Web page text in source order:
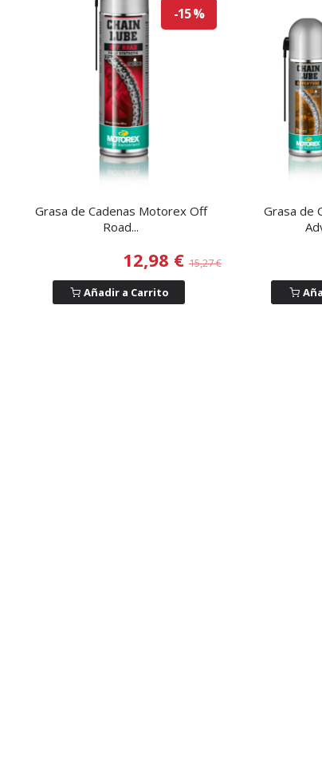
-15 %
Grasa de Cadenas Motorex Off
Road...
12,98 €15,27 €
Añadir a Carrito
Grasa de